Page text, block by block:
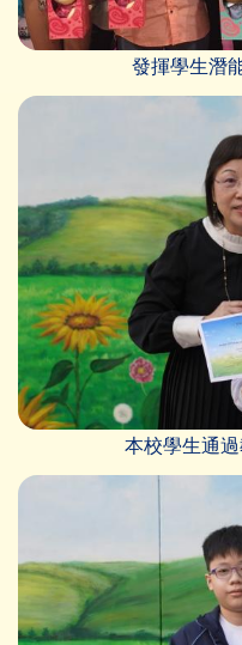
發揮學生潛
本校學生通